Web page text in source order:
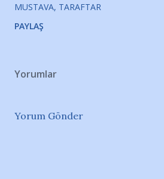
MUSTAVA TARAFTAR
PAYLAŞ
Yorumlar
Yorum Gönder